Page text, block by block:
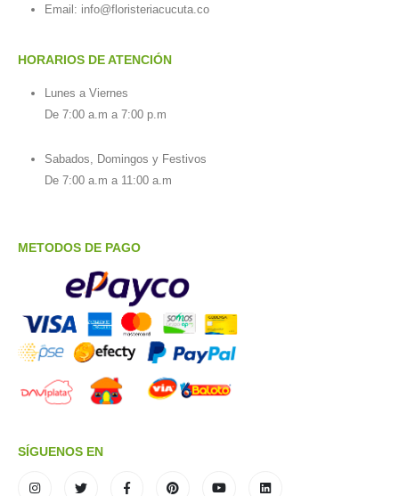
Email: info@floristeriacucuta.co
HORARIOS DE ATENCIÓN
Lunes a Viernes
De 7:00 a.m a 7:00 p.m
Sabados, Domingos y Festivos
De 7:00 a.m a 11:00 a.m
METODOS DE PAGO
SÍGUENOS EN